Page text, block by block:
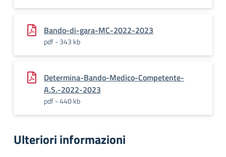
Bando-di-gara-MC-2022-2023
pdf - 343 kb
Determina-Bando-Medico-Competente-
A.S.-2022-2023
pdf - 440 kb
Ulteriori informazioni